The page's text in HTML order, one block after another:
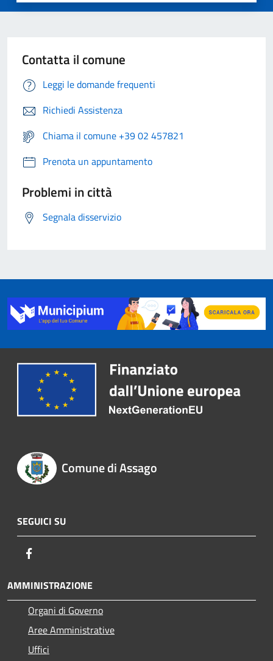
Contatta il comune
Leggi le domande frequenti
Richiedi Assistenza
Chiama il comune +39 02 457821
Prenota un appuntamento
Problemi in città
Segnala disservizio
Comune di Assago
SEGUICI SU
AMMINISTRAZIONE
Organi di Governo
Aree Amministrative
Uffici